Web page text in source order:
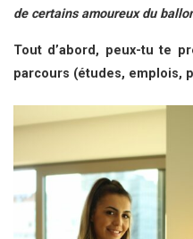
de certains amoureux du
Tout d’abord, peux-tu te
parcours (études, emplois,